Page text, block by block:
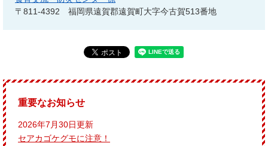
〒811-4392
福岡県遠賀郡遠賀町大字今古賀513番地
重要なお知らせ
2026年7月30日更新
セアカゴケグモに注意！